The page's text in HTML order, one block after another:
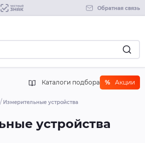
Обратная связь
Каталоги подбора % Акции
Измерительные устройства
устройства